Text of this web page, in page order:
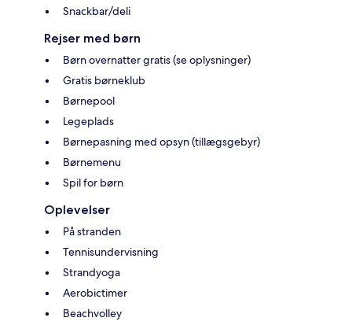
Snackbar/deli
Rejser med børn
Børn overnatter gratis (se oplysninger)
Gratis børneklub
Børnepool
Legeplads
Børnepasning med opsyn (tillægsgebyr)
Børnemenu
Spil for børn
Oplevelser
På stranden
Tennisundervisning
Strandyoga
Aerobictimer
Beachvolley